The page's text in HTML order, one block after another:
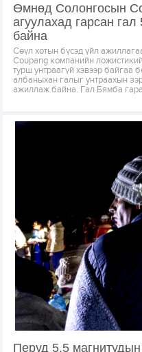
Өмнөд Cолонгосын
агуулахад гарсан
байна
Сөүл хотын бүсэд үйл
Coupang компанийн
турш унтраагүй хэвээр байгаа
албаныхан галыг унтраахын
ажиллаж байна. Гал Бямба
Перуд 5.5